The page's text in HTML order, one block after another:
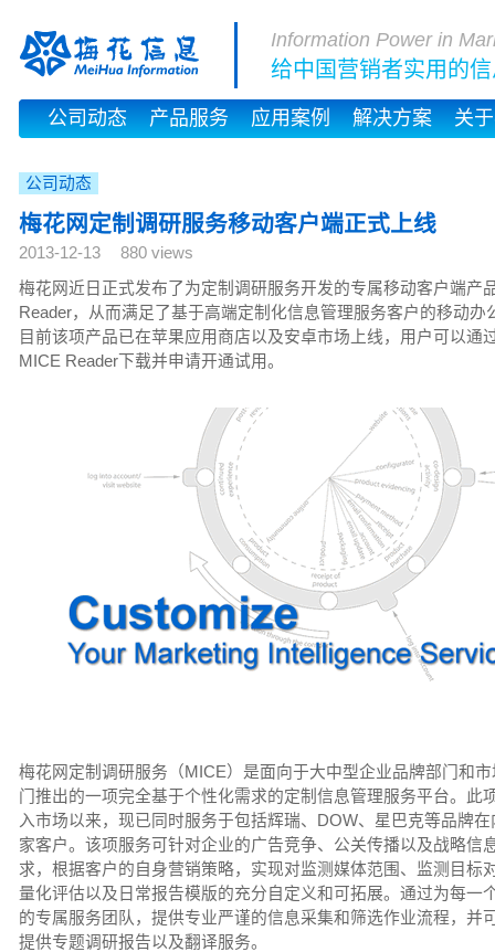
Information Power in
给中国营销者实用的
公司动态 产品服务 应用案例 解决方案 关
公司动态
梅花网定制调研服务移动客户端正式上线
2013-12-13
880 views
梅花网近日正式发布了为定制调研服务开发的专属移动客户端产
Reader，从而满足了基于高端定制化信息管理服务客户的移动办
目前该项产品已在苹果应用商店以及安卓市场上线，用户可以通
MICE Reader下载并申请开通试用。
梅花网定制调研服务（MICE）是面向于大中型企业品牌部门和
门推出的一项完全基于个性化需求的定制信息管理服务平台。此
入市场以来，现已同时服务于包括辉瑞、DOW、星巴克等品牌在
家客户。该项服务可针对企业的广告竞争、公关传播以及战略信
求，根据客户的自身营销策略，实现对监测媒体范围、监测目标
量化评估以及日常报告模版的充分自定义和可拓展。通过为每一
的专属服务团队，提供专业严谨的信息采集和筛选作业流程，并
提供专题调研报告以及翻译服务。